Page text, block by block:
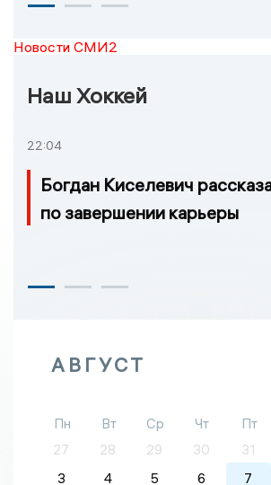
Новости СМИ2
Наш Хоккей
22:04
Богдан Киселевич
по завершении карьеры
АВГУСТ
Пн Вт Ср Чт Пт
27
28 29 30 31
3
4 5 6 7